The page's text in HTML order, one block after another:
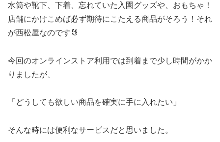
水筒や靴下、下着、忘れていた入園グッズや、おもちゃ！
店舗にかけこめば必ず期待にこたえる商品がそろう！それ
が西松屋なのです🐰
今回のオンラインストア利用では到着まで少し時間がかか
りましたが、
「どうしても欲しい商品を確実に手に入れたい」
そんな時には便利なサービスだと思いました。